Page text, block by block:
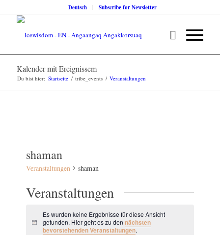
Deutsch Subscribe for Newsletter
Kalender mit Ereignissem
Du bist hier: Startseite / tribe_events / Veranstaltungen
shaman
Veranstaltungen shaman
Veranstaltungen
Hinweis
Es wurden keine Ergebnisse für diese Ansicht
gefunden. Hier geht es zu den nächsten
bevorstehenden Veranstaltungen.